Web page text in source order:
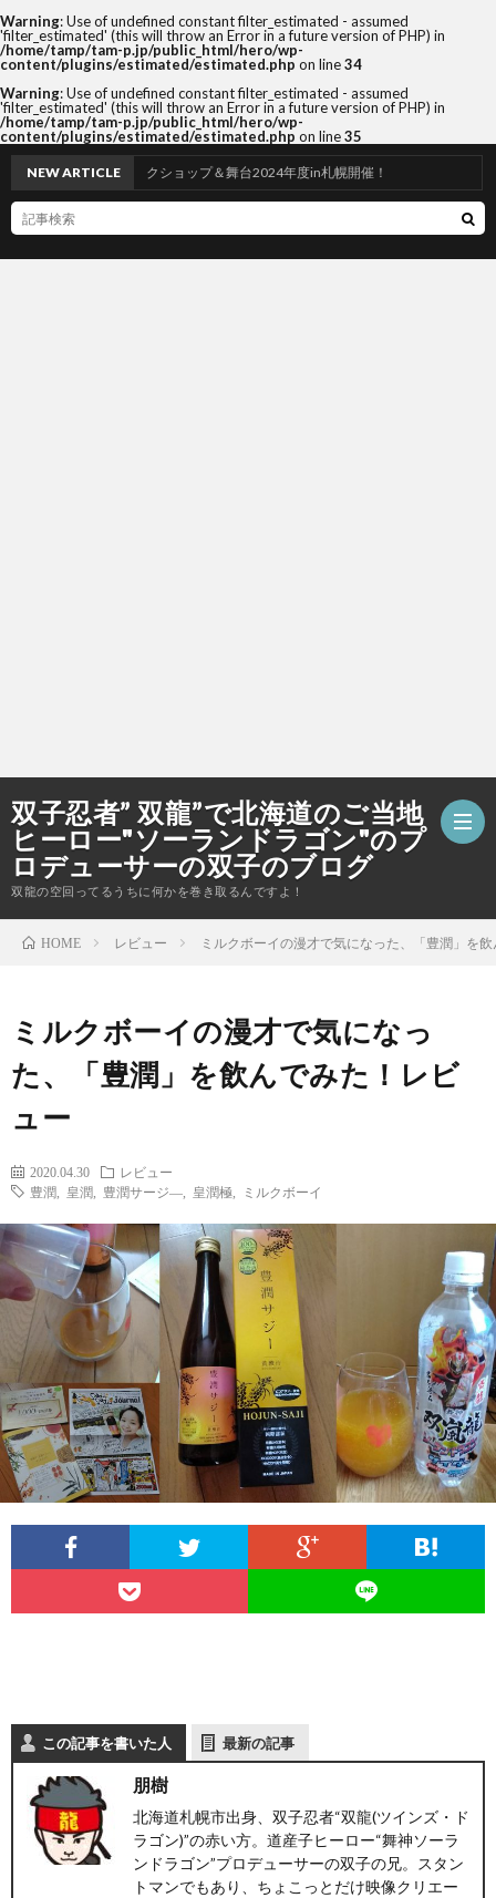
Warning: Use of undefined constant filter_estimated - assumed
'filter_estimated' (this will throw an Error in a future version of PHP) in
/home/tamp/tam-p.jp/public_html/hero/wp-
content/plugins/estimated/estimated.php on line34
Warning: Use of undefined constant filter_estimated - assumed
'filter_estimated' (this will throw an Error in a future version of PHP) in
/home/tamp/tam-p.jp/public_html/hero/wp-
content/plugins/estimated/estimated.php on line35
双子忍者” 双龍”で北海道のご当地
ヒーロー"ソーランドラゴン"のプ
ロデューサーの双子のブログ
双龍の空回ってるうちに何かを巻き取るんですよ！
ホ
ィ
ー
ル
ツ
演
レ
ポ
ー
問
い
合
わ
フ
NEW ARTICLE
ークショップ＆舞台2024年度in札幌開催！
HOME レビュー ミルクボーイの漫才で気になった、「豊潤」を
ミルクボーイの漫才で気になっ
た、「豊潤」を飲んでみた！レビ
ュー
2020.04.30
レビュー
豊潤
皇潤 豊潤サージ― 皇潤極 ミルクボーイ
この記事を書いた人 最新の記事
朋樹
北海道札幌市出身、双子忍者“双龍(ツインズ・ド
ラゴン)”の赤い方。道産子ヒーロー“舞神ソーラ
ンドラゴン”プロデューサーの双子の兄。スタン
トマンでもあり、ちょこっとだけ映像クリエー